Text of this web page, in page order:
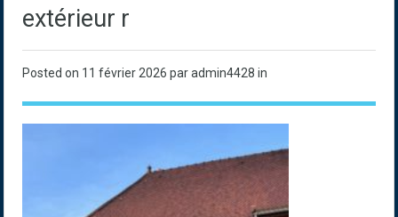
extérieur r
Posted on 11 février 2026 par admin4428 in